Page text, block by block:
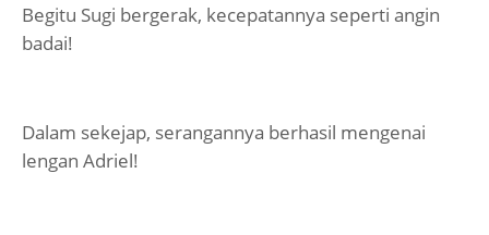
Begitu Sugi bergerak, kecepatannya seperti angin
badai!
Dalam sekejap, serangannya berhasil mengenai
lengan Adriel!